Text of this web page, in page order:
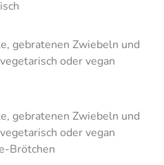
gebratenen Zwiebeln und
oder vegan
gebratenen Zwiebeln und
oder vegan
Brötchen